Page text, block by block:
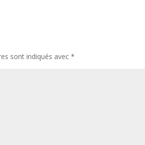
sont indiqués avec*